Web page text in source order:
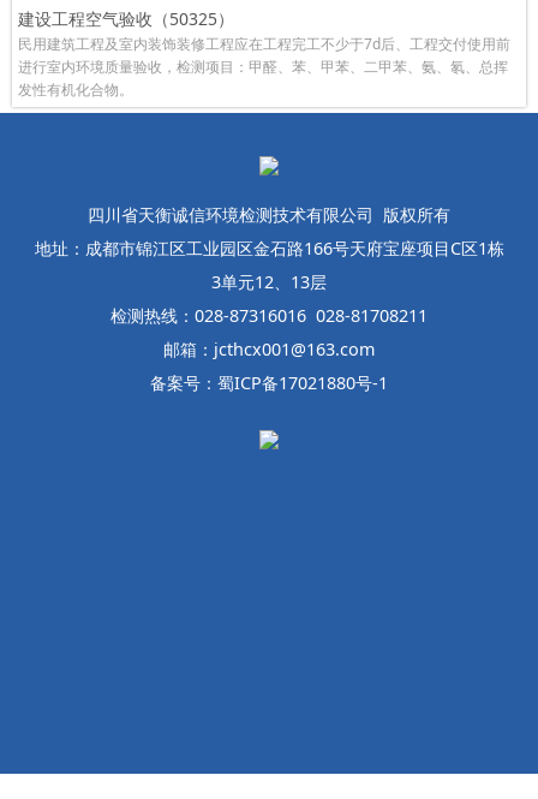
建设工程空气验收（50325）
民用建筑工程及室内装饰装修工程应在工程完工不少于7d后、工程交付使用前
进行室内环境质量验收，检测项目：甲醛、苯、甲苯、二甲苯、氨、氡、总挥
发性有机化合物。
四川省天衡诚信环境检测技术有限公司 版权所有
地址：成都市锦江区工业园区金石路166号天府宝座项目C区1栋
3单元12、13层
检测热线：028-87316016 028-81708211
邮箱：jcthcx001@163.com
备案号：蜀ICP备17021880号-1